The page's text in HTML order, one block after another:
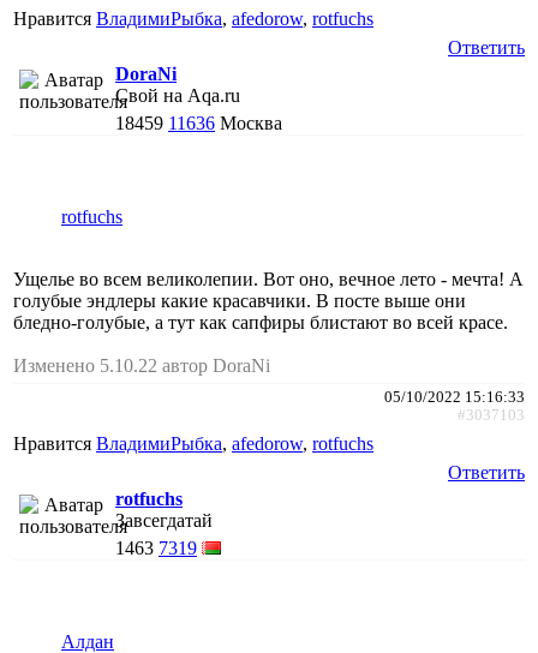
Нравится ВладимиРыбка, afedorow, rotfuchs
Ответить
DoraNi
Свой на Aqa.ru
18459 11636 Москва
rotfuchs
Ущелье во всем великолепии. Вот оно, вечное лето - мечта! А
голубые эндлеры какие красавчики. В посте выше они
бледно-голубые, а тут как сапфиры блистают во всей красе.
Изменено 5.10.22 автор DoraNi
05/10/2022 15:16:33
#3037103
Нравится ВладимиРыбка, afedorow, rotfuchs
Ответить
rotfuchs
Завсегдатай
1463 7319
Алдан